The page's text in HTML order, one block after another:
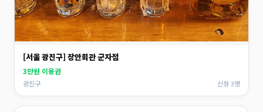
[서울 광진구] 장안회관 군자점
3만원 이용권
광진구 신청 3명